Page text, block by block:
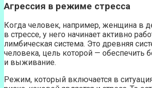
Агрессия в режиме стресса
Когда человек, например, женщина в
в стрессе, у него начинает активно
лимбическая система. Это древняя
человека, цель которой — обеспечить
и выживание.
Режим, который включается в